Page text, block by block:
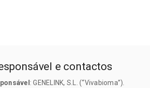
e contactos
: GENELINK, S.L. (“Vivabioma”).